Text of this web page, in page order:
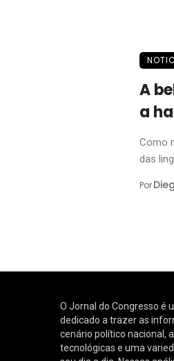
A
a
Como
das
Por
O Jornal do Congresso é
dedicado a trazer as
cenário político nacional,
tecnológicas e uma